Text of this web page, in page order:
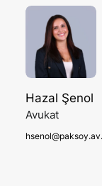
Hazal Şenol
Avukat